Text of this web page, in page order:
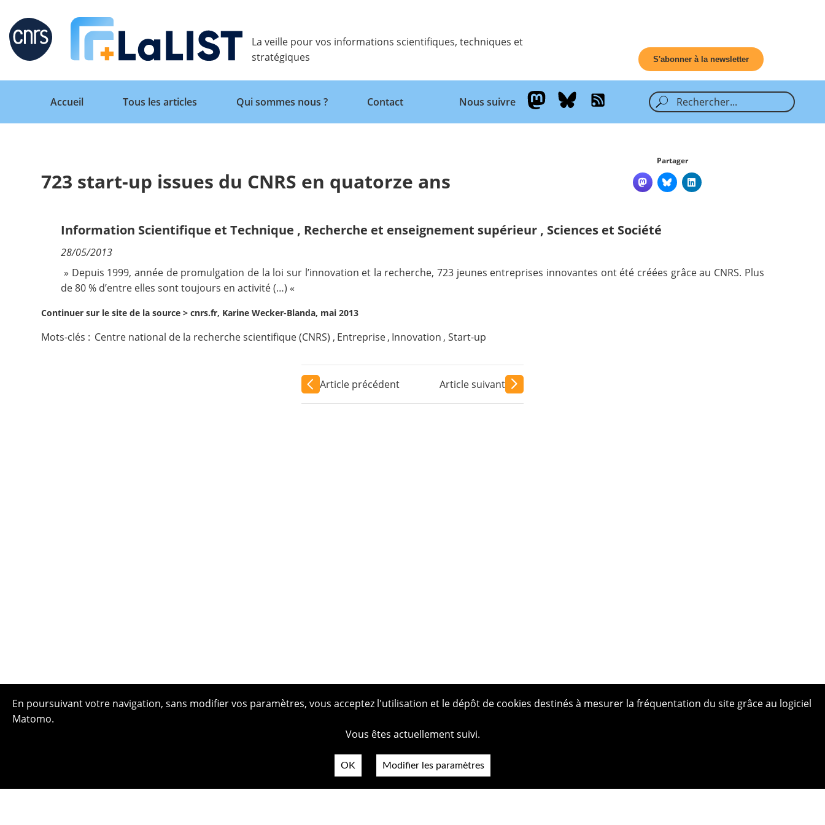
Retour
Accueil
Qui sommes nous ?
Nous suivre
La veille pour vos informations scientifiques, techniques et
stratégiques
S'abonner à la newsletter
Retour
Accueil
Tous les articles Qui sommes nous ? Contact Nous suivre
723 start-up issues du CNRS en quatorze ans
Partager
Information Scientifique et Technique , Recherche et enseignement supérieur , Sciences et Société
28/05/2013
» Depuis 1999, année de promulgation de la loi sur l’innovation et la recherche, 723 jeunes entreprises innovantes ont été créées grâce au CNRS. Plus
de 80 % d’entre elles sont toujours en activité (…) «
Continuer sur le site de la source >cnrs.fr, Karine Wecker-Blanda, mai 2013
Mots-clés : Centre national de la recherche scientifique (CNRS) , Entreprise, Innovation , Start-up
Article précédent Article suivant
En poursuivant votre navigation, sans modifier vos paramètres, vous acceptez l'utilisation et le dépôt de cookies destinés à mesurer la fréquentation du site grâce au logiciel
Matomo.
Vous êtes actuellement suivi.
OK Modifier les paramètres